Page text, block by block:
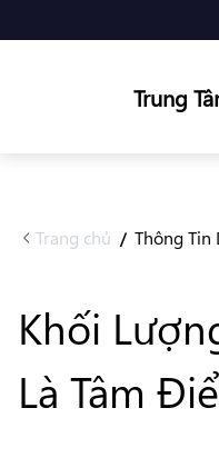
Trung
Trang chủ / Thông Tin
Khối
Là Tâm